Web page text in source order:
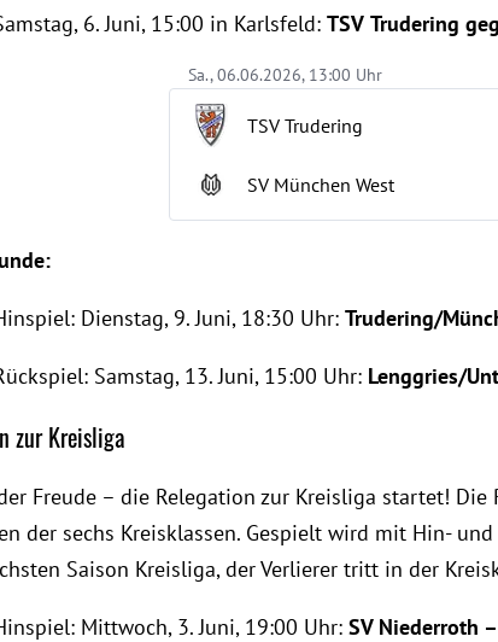
6. Juni, 15:00 in Karlsfeld: TSV Trudering
Sa., 06.06.2026, 13:00 Uhr
TSV Trudering
SV München West
Dienstag, 9. Juni, 18:30 Uhr: Trudering/
Samstag, 13. Juni, 15:00 Uhr: Lenggries/
zur Kreisliga
Freude – die Relegation zur Kreisliga startet!
der sechs Kreisklassen. Gespielt wird mit Hin-
Saison Kreisliga, der Verlierer tritt in der
Mittwoch, 3. Juni, 19:00 Uhr: SV Niederroth